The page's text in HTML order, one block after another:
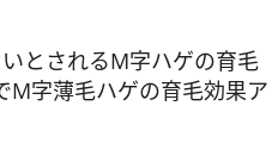
とされるM字ハゲの育毛
M字薄毛ハゲの育毛効果ア